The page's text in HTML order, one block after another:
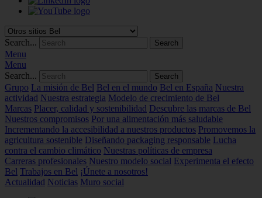
Search...
Menu
Menu
Search...
Grupo La misión de Bel Bel en el mundo Bel en España Nuestra
actividad Nuestra estrategia Modelo de crecimiento de Bel
Marcas Placer, calidad y sostenibilidad Descubre las marcas de Bel
Nuestros compromisos Por una alimentación más saludable
Incrementando la accesibilidad a nuestros productos Promovemos la
agricultura sostenible Diseñando packaging responsable Lucha
contra el cambio climático Nuestras políticas de empresa
Carreras profesionales Nuestro modelo social Experimenta el efecto
Bel Trabajos en Bel ¡Únete a nosotros!
Actualidad Noticias Muro social